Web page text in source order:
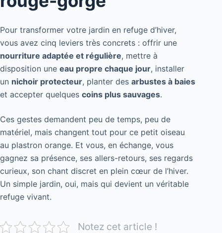
Pour transformer votre jardin en refuge d’hiver,
vous avez cinq leviers très concrets : offrir une
nourriture adaptée et régulière, mettre à
disposition une eau propre chaque jour, installer
un nichoir protecteur, planter des arbustes à baies
et accepter quelques coins plus sauvages.
Ces gestes demandent peu de temps, peu de
matériel, mais changent tout pour ce petit oiseau
au plastron orange. Et vous, en échange, vous
gagnez sa présence, ses allers-retours, ses regards
curieux, son chant discret en plein cœur de l’hiver.
Un simple jardin, oui, mais qui devient un véritable
refuge vivant.
Notez cet article !